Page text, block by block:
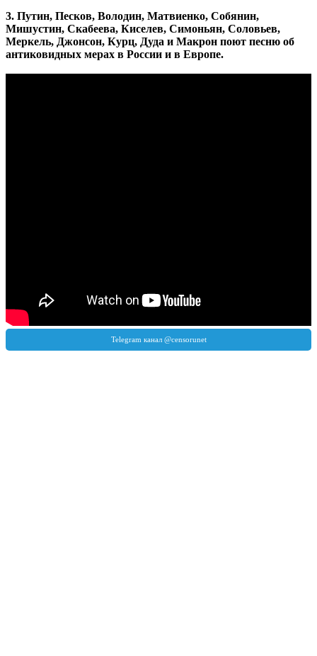
3. Путин, Песков, Володин, Матвиенко, Собянин,
Мишустин, Скабеева, Киселев, Симоньян, Соловьев,
Меркель, Джонсон, Курц, Дуда и Макрон поют песню об
антиковидных мерах в России и в Европе.